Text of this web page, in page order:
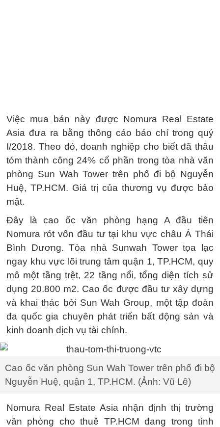
Việc mua bán này được Nomura Real Estate
Asia đưa ra bằng thông cáo báo chí trong quý
I/2018. Theo đó, doanh nghiệp cho biết đã thâu
tóm thành công 24% cổ phần trong tòa nhà văn
phòng Sun Wah Tower trên phố đi bộ Nguyễn
Huệ, TP.HCM. Giá trị của thương vụ được bảo
mật.
Đây là cao ốc văn phòng hạng A đầu tiên
Nomura rót vốn đầu tư tại khu vực châu Á Thái
Bình Dương. Tòa nhà Sunwah Tower tọa lạc
ngay khu vực lõi trung tâm quận 1, TP.HCM, quy
mô một tầng trệt, 22 tầng nổi, tổng diện tích sử
dụng 20.800 m2. Cao ốc được đầu tư xây dựng
và khai thác bởi Sun Wah Group, một tập đoàn
đa quốc gia chuyên phát triển bất động sản và
kinh doanh dịch vụ tài chính.
Cao ốc văn phòng Sun Wah Tower trên phố đi bộ
Nguyễn Huệ, quận 1, TP.HCM. (Ảnh: Vũ Lê)
Nomura Real Estate Asia nhận định thị trường
văn phòng cho thuê TP.HCM đang trong tình